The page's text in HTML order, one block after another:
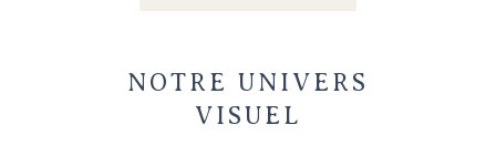
NOTRE UNIVERS
VISUEL